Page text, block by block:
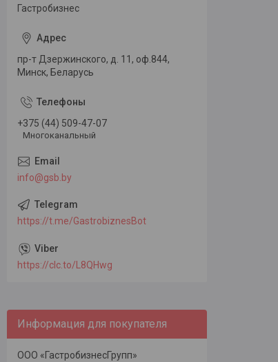
Гастробизнес
пр-т Дзержинского, д. 11, оф.844,
Минск, Беларусь
+375 (44) 509-47-07
Многоканальный
info@gsb.by
https://t.me/GastrobiznesBot
https://clc.to/L8QHwg
Информация для покупателя
ООО «ГастробизнесГрупп»